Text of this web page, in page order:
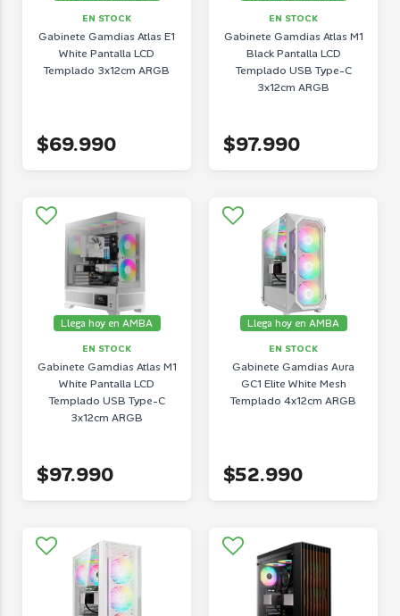
EN STOCK
Gabinete Gamdias Atlas E1
White Pantalla LCD
Templado 3x12cm ARGB
$69.990
EN STOCK
Gabinete Gamdias Atlas M1
Black Pantalla LCD
Templado USB Type-C
3x12cm ARGB
$97.990
Llega hoy en AMBA
EN STOCK
Gabinete Gamdias Atlas M1
White Pantalla LCD
Templado USB Type-C
3x12cm ARGB
$97.990
Llega hoy en AMBA
EN STOCK
Gabinete Gamdias Aura
GC1 Elite White Mesh
Templado 4x12cm ARGB
$52.990